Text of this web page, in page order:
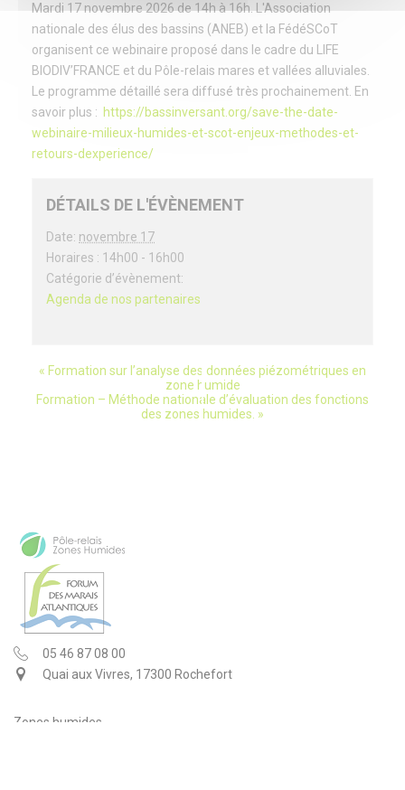
Mardi 17 novembre 2026 de 14h à 16h. L'Association
nationale des élus des bassins (ANEB) et la FédéSCoT
organisent ce webinaire proposé dans le cadre du LIFE
BIODIV’FRANCE et du Pôle-relais mares et vallées alluviales.
Le programme détaillé sera diffusé très prochainement. En
savoir plus : https://bassinversant.org/save-the-date-
webinaire-milieux-humides-et-scot-enjeux-methodes-et-
retours-dexperience/
DÉTAILS DE L'ÉVÈNEMENT
Date: novembre 17
Horaires : 14h00 - 16h00
Catégorie d’évènement:
Agenda de nos partenaires
évènement
« Formation sur l’analyse des données piézométriques en
zone humide
Formation – Méthode nationale d’évaluation des fonctions
des zones humides. »
05 46 87 08 00
Quai aux Vivres, 17300 Rochefort
Zones humides